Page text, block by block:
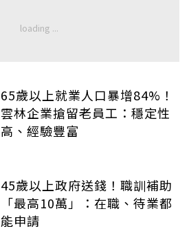
65歲以上就業人口暴增84%！
雲林企業搶留老員工：穩定性
高、經驗豐富
45歲以上政府送錢！職訓補助
「最高10萬」：在職、待業都
能申請